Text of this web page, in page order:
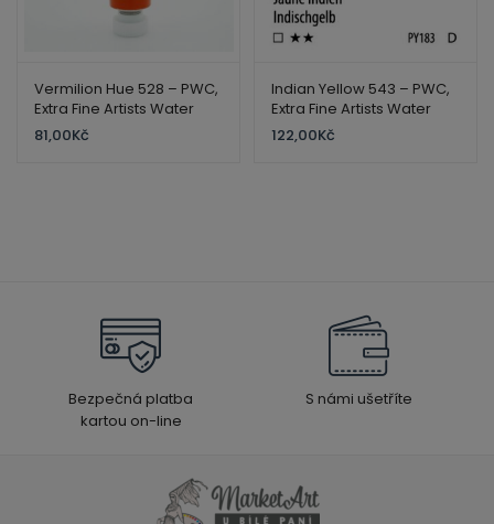
Vermilion Hue 528 – PWC,
Extra Fine Artists Water
Color – ShinHan
81,00Kč
Indian Yellow 543 – PWC,
Extra Fine Artists Water
Color – ShinHan
122,00Kč
Bezpečná platba
kartou on-line
S námi ušetříte